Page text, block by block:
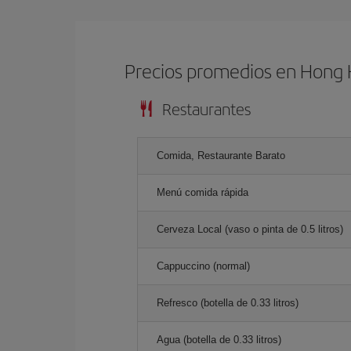
Precios promedios en Hong
Restaurantes
Comida, Restaurante Barato
Menú comida rápida
Cerveza Local (vaso o pinta de 0.5 litros)
Cappuccino (normal)
Refresco (botella de 0.33 litros)
Agua (botella de 0.33 litros)